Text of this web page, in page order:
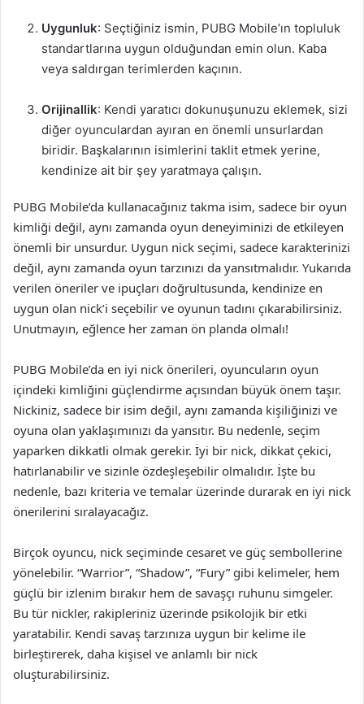
Uygunluk: Seçtiğiniz ismin, PUBG Mobile’ın topluluk
standartlarına uygun olduğundan emin olun. Kaba
veya saldırgan terimlerden kaçının.
Orijinallik: Kendi yaratıcı dokunuşunuzu eklemek, sizi
diğer oyunculardan ayıran en önemli unsurlardan
biridir. Başkalarının isimlerini taklit etmek yerine,
kendinize ait bir şey yaratmaya çalışın.
PUBG Mobile’da kullanacağınız takma isim, sadece bir oyun
kimliği değil, aynı zamanda oyun deneyiminizi de etkileyen
önemli bir unsurdur. Uygun nick seçimi, sadece karakterinizi
değil, aynı zamanda oyun tarzınızı da yansıtmalıdır. Yukarıda
verilen öneriler ve ipuçları doğrultusunda, kendinize en
uygun olan nick’i seçebilir ve oyunun tadını çıkarabilirsiniz.
Unutmayın, eğlence her zaman ön planda olmalı!
PUBG Mobile’da en iyi nick önerileri, oyuncuların oyun
içindeki kimliğini güçlendirme açısından büyük önem taşır.
Nickiniz, sadece bir isim değil, aynı zamanda kişiliğinizi ve
oyuna olan yaklaşımınızı da yansıtır. Bu nedenle, seçim
yaparken dikkatli olmak gerekir. İyi bir nick, dikkat çekici,
hatırlanabilir ve sizinle özdeşleşebilir olmalıdır. İşte bu
nedenle, bazı kriteria ve temalar üzerinde durarak en iyi nick
önerilerini sıralayacağız.
Birçok oyuncu, nick seçiminde cesaret ve güç sembollerine
yönelebilir. “Warrior”, “Shadow”, “Fury” gibi kelimeler, hem
güçlü bir izlenim bırakır hem de savaşçı ruhunu simgeler.
Bu tür nickler, rakipleriniz üzerinde psikolojik bir etki
yaratabilir. Kendi savaş tarzınıza uygun bir kelime ile
birleştirerek, daha kişisel ve anlamlı bir nick
oluşturabilirsiniz.